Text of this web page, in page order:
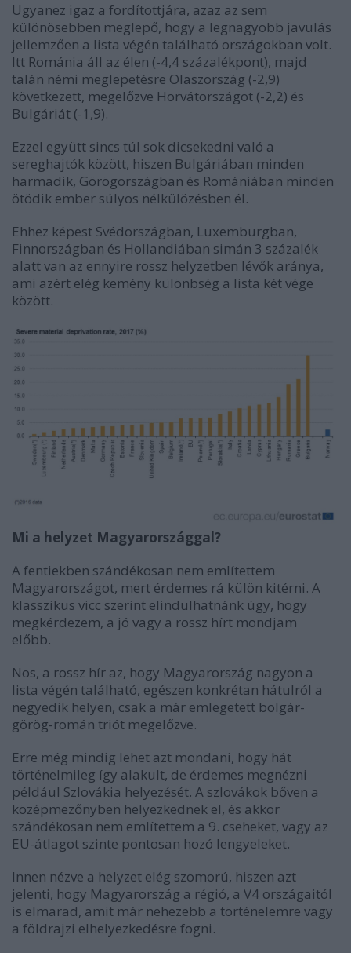
Ugyanez igaz a fordítottjára, azaz az sem
különösebben meglepő, hogy a legnagyobb javulás
jellemzően a lista végén található országokban volt.
Itt Románia áll az élen (-4,4 százalékpont), majd
talán némi meglepetésre Olaszország (-2,9)
következett, megelőzve Horvátországot (-2,2) és
Bulgáriát (-1,9).
Ezzel együtt sincs túl sok dicsekedni való a
sereghajtók között, hiszen Bulgáriában minden
harmadik, Görögországban és Romániában minden
ötödik ember súlyos nélkülözésben él.
Ehhez képest Svédországban, Luxemburgban,
Finnországban és Hollandiában simán 3 százalék
alatt van az ennyire rossz helyzetben lévők aránya,
ami azért elég kemény különbség a lista két vége
között.
Mi a helyzet Magyarországgal?
A fentiekben szándékosan nem említettem
Magyarországot, mert érdemes rá külön kitérni. A
klasszikus vicc szerint elindulhatnánk úgy, hogy
megkérdezem, a jó vagy a rossz hírt mondjam
előbb.
Nos, a rossz hír az, hogy Magyarország nagyon a
lista végén található, egészen konkrétan hátulról a
negyedik helyen, csak a már emlegetett bolgár-
görög-román triót megelőzve.
Erre még mindig lehet azt mondani, hogy hát
történelmileg így alakult, de érdemes megnézni
például Szlovákia helyezését. A szlovákok bőven a
középmezőnyben helyezkednek el, és akkor
szándékosan nem említettem a 9. cseheket, vagy az
EU-átlagot szinte pontosan hozó lengyeleket.
Innen nézve a helyzet elég szomorú, hiszen azt
jelenti, hogy Magyarország a régió, a V4 országaitól
is elmarad, amit már nehezebb a történelemre vagy
a földrajzi elhelyezkedésre fogni.